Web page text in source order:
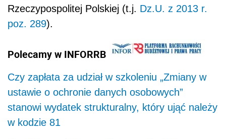
Rzeczypospolitej Polskiej (t.j. Dz.U. z 2013 r.
poz. 289).
Polecamy w INFORRB
Czy zapłata za udział w szkoleniu „Zmiany w
ustawie o ochronie danych osobowych”
stanowi wydatek strukturalny, który ująć należy
w kodzie 81